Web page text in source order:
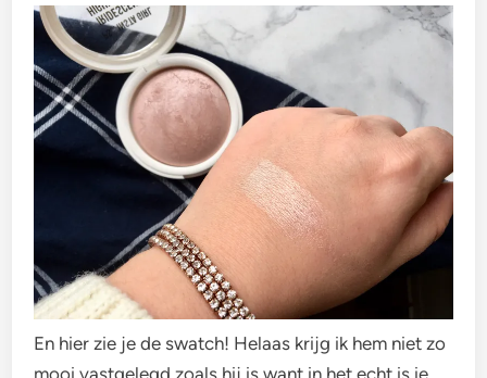
En hier zie je de swatch! Helaas krijg ik hem niet zo
mooi vastgelegd zoals hij is want in het echt is ie